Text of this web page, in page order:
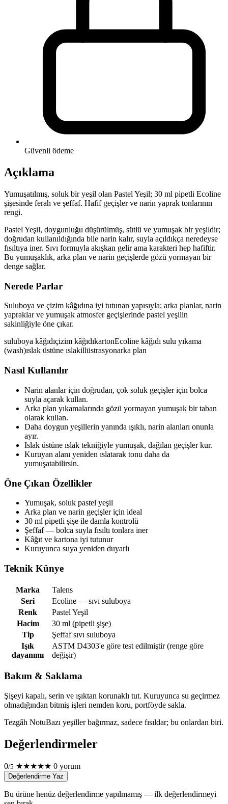
Güvenli ödeme
Açıklama
Yumuşatılmış, soluk bir yeşil olan Pastel Yeşil; 30 ml pipetli Ecoline
şişesinde ferah ve şeffaf. Hafif geçişler ve narin yaprak tonlarının
rengi.
Pastel Yeşil, doygunluğu düşürülmüş, sütlü ve yumuşak bir yeşildir;
doğrudan kullanıldığında bile narin kalır, suyla açıldıkça neredeyse
fısıltıya iner. Sıvı formuyla akışkan gelir ama karakteri hep hafiftir.
Bu yumuşaklık, arka plan ve narin geçişlerde gözü yormayan bir
denge sağlar.
Nerede Parlar
Suluboya ve çizim kâğıdına iyi tutunan yapısıyla; arka planlar, narin
yapraklar ve yumuşak atmosfer geçişlerinde pastel yeşilin
sakinliğiyle öne çıkar.
suluboya kâğıdıçizim kâğıdıkartonEcoline kâğıdı sulu yıkama
(wash)ıslak üstüne ıslakillüstrasyonarka plan
Nasıl Kullanılır
Narin alanlar için doğrudan, çok soluk geçişler için bolca
suyla açarak kullan.
Arka plan yıkamalarında gözü yormayan yumuşak bir taban
olarak kullan.
Daha doygun yeşillerin yanında ışıklı, narin alanları onunla
ayır.
Islak üstüne ıslak tekniğiyle yumuşak, dağılan geçişler kur.
Kuruyan alanı yeniden ıslatarak tonu daha da
yumuşatabilirsin.
Öne Çıkan Özellikler
Yumuşak, soluk pastel yeşil
Arka plan ve narin geçişler için ideal
30 ml pipetli şişe ile damla kontrolü
Şeffaf — bolca suyla fısıltı tonlara iner
Kâğıt ve kartona iyi tutunur
Kuruyunca suya yeniden duyarlı
Teknik Künye
Marka
Talens
Seri
Ecoline — sıvı suluboya
Renk
Pastel Yeşil
Hacim
30 ml (pipetli şişe)
Tip
Şeffaf sıvı suluboya
Işık
dayanımı
ASTM D4303'e göre test edilmiştir (renge göre
değişir)
Bakım & Saklama
Şişeyi kapalı, serin ve ışıktan korunaklı tut. Kuruyunca su geçirmez
olmadığından bitmiş işleri nemden koru, portföyde sakla.
Tezgâh NotuBazı yeşiller bağırmaz, sadece fısıldar; bu onlardan biri.
Değerlendirmeler
0/5 ★★★★★ 0 yorum
Değerlendirme Yaz
Bu ürüne henüz değerlendirme yapılmamış — ilk değerlendirmeyi